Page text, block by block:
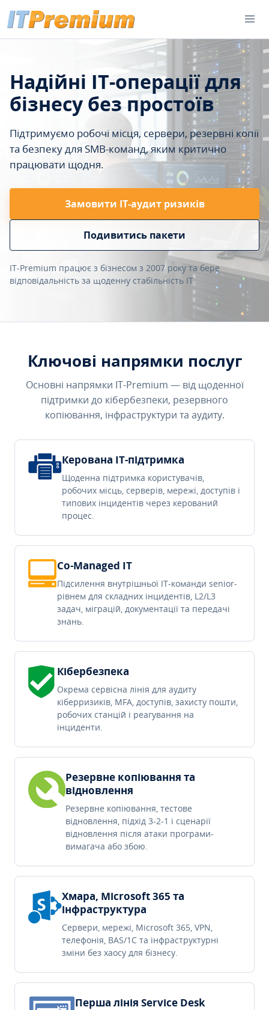
Надійні IT-операції для
бізнесу без простоїв
Підтримуємо робочі місця, сервери, резервні копії
та безпеку для SMB-команд, яким критично
працювати щодня.
Замовити ІТ-аудит ризиків
Подивитись пакети
IT-Premium працює з бізнесом з 2007 року та бере
відповідальність за щоденну стабільність IT.
Ключові напрямки послуг
Основні напрямки IT-Premium — від щоденної
підтримки до кібербезпеки, резервного
копіювання, інфраструктури та аудиту.
Керована IT-підтримка
Щоденна підтримка користувачів,
робочих місць, серверів, мережі, доступів і
типових інцидентів через керований
процес.
Co-Managed IT
Підсилення внутрішньої IT-команди senior-
рівнем для складних інцидентів, L2/L3
задач, міграцій, документації та передачі
знань.
Кібербезпека
Окрема сервісна лінія для аудиту
кіберризиків, MFA, доступів, захисту пошти,
робочих станцій і реагування на
інциденти.
Резервне копіювання та
відновлення
Резервне копіювання, тестове
відновлення, підхід 3-2-1 і сценарії
відновлення після атаки програми-
вимагача або збою.
Хмара, Microsoft 365 та
інфраструктура
Сервери, мережі, Microsoft 365, VPN,
телефонія, BAS/1C та інфраструктурні
зміни без хаосу для бізнесу.
Перша лінія Service Desk